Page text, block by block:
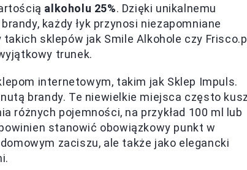
alkoholu 25%. Dzięki unikalnemu
każdy łyk przynosi niezapomniane
sklepów jak Smile Alkohole czy
trunek.
internetowym, takim jak Sklep Impuls.
brandy. Te niewielkie miejsca często
różnych pojemności, na przykład 100 ml lub
stanowić obowiązkowy punkt w
zaciszu, ale także jako elegancki